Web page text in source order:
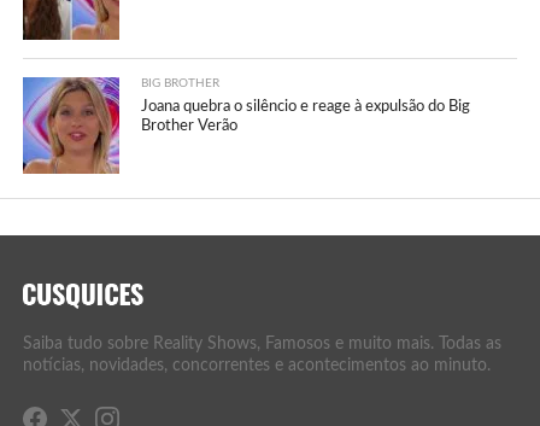
BIG BROTHER
Joana quebra o silêncio e reage à expulsão do Big
Brother Verão
Saiba tudo sobre Reality Shows, Famosos e muito mais. Todas as
notícias, novidades, concorrentes e acontecimentos ao minuto.